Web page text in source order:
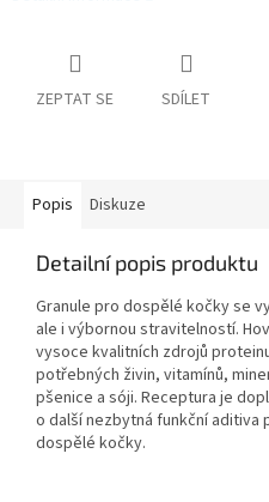
ZEPTAT SE SDÍLET
Popis Diskuze
Detailní popis produktu
Granule pro dospělé kočky se
ale i výbornou stravitelností.
vysoce kvalitních zdrojů
potřebných živin, vitamínů,
pšenice a sóji. Receptura je
o další nezbytná funkční
dospělé kočky.